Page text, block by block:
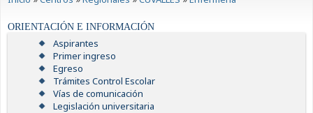
ORIENTACIÓN E INFORMACIÓN
Aspirantes
Primer ingreso
Egreso
Trámites Control Escolar
Vías de comunicación
Legislación universitaria